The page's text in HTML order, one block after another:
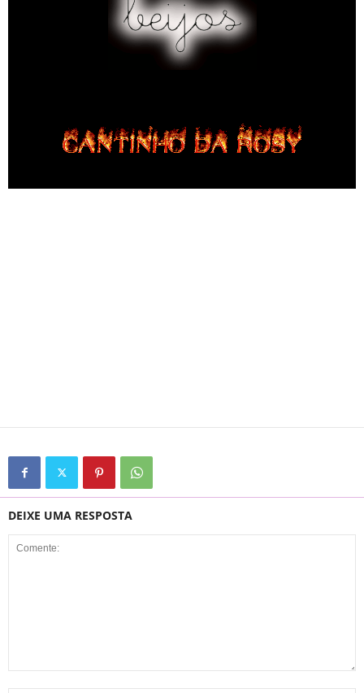
DEIXE UMA RESPOSTA